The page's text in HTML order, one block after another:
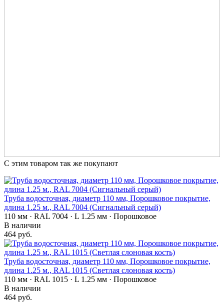
С этим товаром так же покупают
Труба водосточная, диаметр 110 мм, Порошковое покрытие,
длина 1.25 м., RAL 7004 (Сигнальный серый)
110 мм · RAL 7004 · L 1.25 мм · Порошковое
В наличии
464 руб.
Труба водосточная, диаметр 110 мм, Порошковое покрытие,
длина 1.25 м., RAL 1015 (Светлая слоновая кость)
110 мм · RAL 1015 · L 1.25 мм · Порошковое
В наличии
464 руб.